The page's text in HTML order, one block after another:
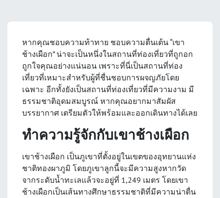
หากคุณชอบความท้าทาย ชอบความตื่นเต้น “เขา
ช้างเผือก” น่าจะเป็นหนึ่งในสถานที่ท่องเที่ยวที่ถูกอก
ถูกใจคุณอย่างแน่นอน เพราะที่นี่เป็นสถานที่ท่อง
เที่ยวที่เหมาะสำหรับผู้ที่ชื่นชอบการผจญภัยโดย
เฉพาะ อีกทั้งยังเป็นสถานที่ท่องเที่ยวที่มีความงาม มี
ธรรมชาติอุดมสมบูรณ์ หากคุณอยากมาสัมผัส
บรรยากาศ เตรียมตัวให้พร้อมและออกเดินทางได้เลย
ทำความรู้จักกับเขาช้างเผือก
เขาช้างเผือก เป็นภูเขาที่ตั้งอยู่ในเขตของอุทยานแห่ง
ชาติทองผาภูมิ โดยภูเขาลูกนี้จะมีความสูงหากวัด
จากระดับน้ำทะเลแล้วจะอยู่ที่ 1,249 เมตร โดยเขา
ช้างเผือกเป็นเส้นทางศึกษาธรรมชาติที่มีความน่าตื่น